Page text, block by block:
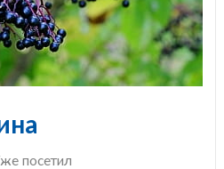
посетил